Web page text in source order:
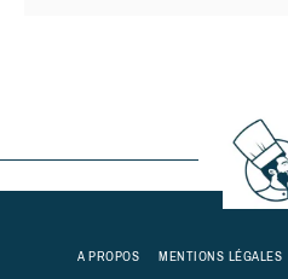
A PROPOS MENTIONS LÉGALES